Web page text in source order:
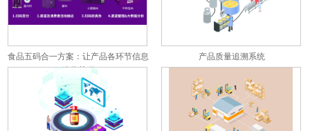
食品五码合一方案：让产品各环节信息
彼此关联
产品质量追溯系统